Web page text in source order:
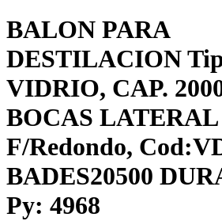
BALON PARA
DESTILACION
VIDRIO, CAP.
BOCAS LATERAL
F/Redondo,
BADES20500
Py: 4968